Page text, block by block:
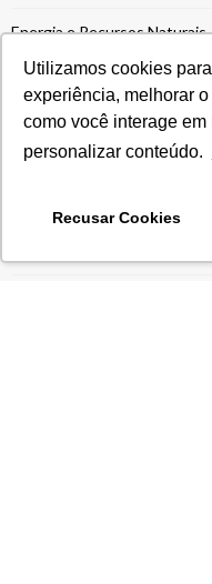
Utilizamos cookies
experiência, melhorar
como você interage em
personalizar conteúdo.
Recusar Cookies
Energia e Recursos Naturais
Entrega da ECF
Entrega ECF
Escrituração Contábil Fiscal
Estrutura para Gestão do